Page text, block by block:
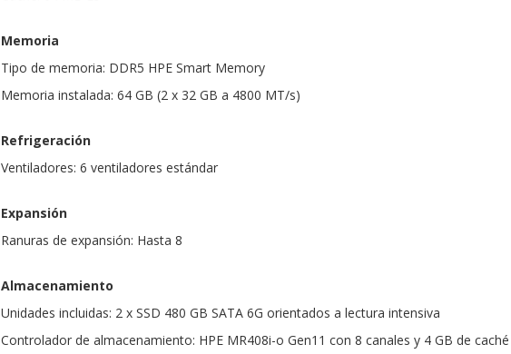
Memoria
Tipo de memoria: DDR5 HPE Smart Memory
Memoria instalada: 64 GB (2 x 32 GB a 4800 MT/s)
Refrigeración
Ventiladores: 6 ventiladores estándar
Expansión
Ranuras de expansión: Hasta 8
Almacenamiento
Unidades incluidas: 2 x SSD 480 GB SATA 6G orientados a lectura intensiva
Controlador de almacenamiento: HPE MR408i-o Gen11 con 8 canales y 4 GB de caché